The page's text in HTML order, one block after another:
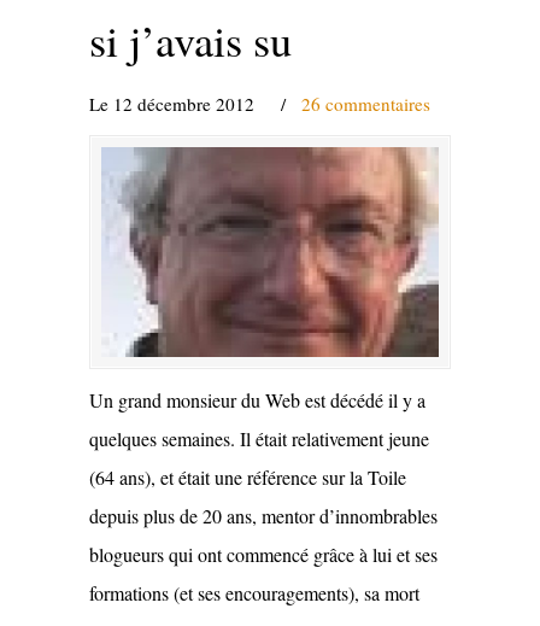
si j’avais su
Le 12 décembre 2012 / 26 commentaires
Un grand monsieur du Web est décédé il y a
quelques semaines. Il était relativement jeune
(64 ans), et était une référence sur la Toile
depuis plus de 20 ans, mentor d’innombrables
blogueurs qui ont commencé grâce à lui et ses
formations (et ses encouragements), sa mort